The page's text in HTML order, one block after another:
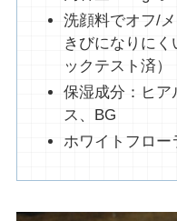
洗顔料でオフ/
きびになりに
ックテスト済）
保湿成分：ヒア
ス、BG
ホワイトフロー